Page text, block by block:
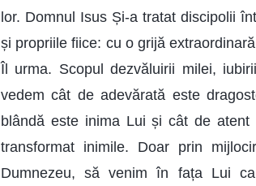
lor. Domnul Isus Și-a tratat discipolii
și propriile fiice: cu o grijă
Îl urma. Scopul dezvăluirii milei,
vedem cât de adevărată este
blândă este inima Lui și cât de
transformat inimile. Doar prin
Dumnezeu, să venim în fața Lui